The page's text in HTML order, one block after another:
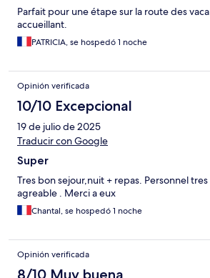
Parfait pour une étape sur la route des
accueillant.
PATRICIA, se hospedó 1 noche
Opinión verificada
10/10 Excepcional
19 de julio de 2025
Traducir con Google
Super
Tres bon sejour,nuit + repas. Personnel
agreable . Merci a eux
Chantal, se hospedó 1 noche
Opinión verificada